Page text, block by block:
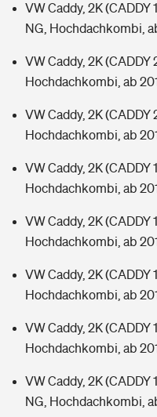
VW Caddy, 2K (CADDY
NG, Hochdachkombi,
VW Caddy, 2K (CADDY
Hochdachkombi, ab
VW Caddy, 2K (CADDY
Hochdachkombi, ab
VW Caddy, 2K (CADDY
Hochdachkombi, ab
VW Caddy, 2K (CADDY
Hochdachkombi, ab
VW Caddy, 2K (CADDY
Hochdachkombi, ab
VW Caddy, 2K (CADDY
Hochdachkombi, ab
VW Caddy, 2K (CADDY
NG, Hochdachkombi,